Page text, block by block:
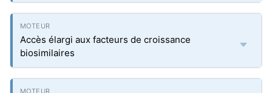
Accès élargi aux facteurs de croissance
biosimilaires